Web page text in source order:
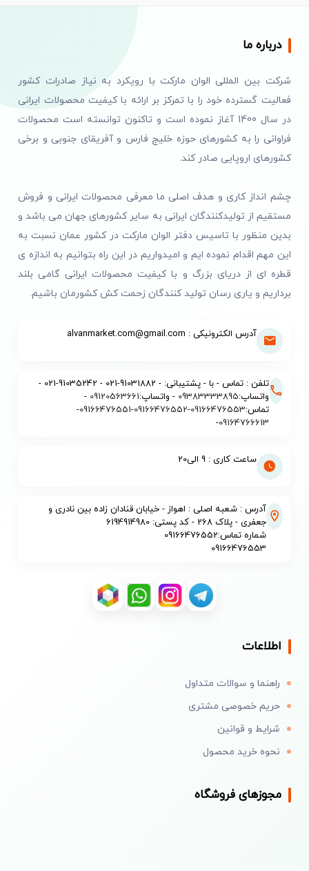
درباره ما
شرکت بین المللی الوان مارکت با رویکرد به نیاز صادرات کشور
فعالیت گسترده خود را با تمرکز بر ارائه با کیفیت محصولات ایرانی
در سال 1400 آغاز نموده است و تاکنون توانسته است محصولات
فراوانی را به کشورهای حوزه خلیج فارس و آفریقای جنوبی و برخی
کشورهای اروپایی صادر کند.
چشم انداز کاری و هدف اصلی ما معرفی محصولات ایرانی و فروش
مستقیم از تولیدکنندگان ایرانی به سایر کشورهای جهان می باشد و
بدین منظور با تاسیس دفتر الوان مارکت در کشور عمان نسبت به
این مهم اقدام نموده ایم و امیدواریم در این راه بتوانیم به اندازه ی
قطره ای از دریای بزرگ و با کیفیت محصولات ایرانی گامی بلند
برداریم و یاری رسان تولید کنندگان زحمت کش کشورمان باشیم.
آدرس الکترونیکی : alvanmarket.com@gmail.com
تلفن : تماس - با - پشتیبانی: - 91031882-021 - 91035242-021 -
واتساپ:09383333895 - واتساپ:09120563661
-
تماس:09166476553
-
09166476552
-
09166476551
-
09164766613
-
ساعت کاری : 9 الی20
آدرس : شعبه اصلی : اهواز - خیابان قنادان زاده بین نادری و
جعفری - پلاک 268 - کد پستی: 6194914980
شماره تماس:09166476552
09166476553
اطلاعات
راهنما و سوالات متداول
حریم خصوصی مشتری
شرایط و قوانین
نحوه خرید محصول
مجوزهای فروشگاه